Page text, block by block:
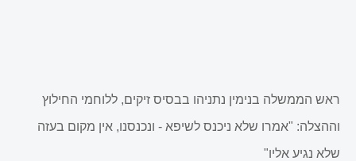
ראש הממשלה בנימין נתניהו בבסיס זיקים, ללוחמי החילוץ
וההצלה: "אמרו שלא ניכנס לשיפא - ונכנסנו, אין מקום בעזה
שלא נגיע אליו"